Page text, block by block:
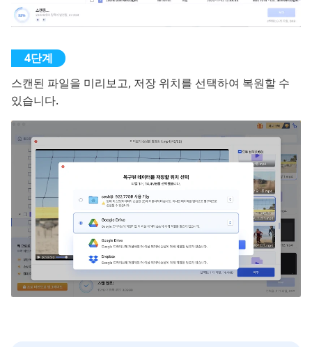
스캔된 파일을 미리보고, 저장 위치를 선택하여 복원할 수
있습니다.